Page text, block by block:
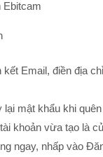
Email, điền địa
mật khẩu khi
khoản vừa tạo là
ngay, nhấp vào